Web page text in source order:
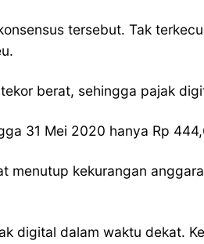
tersebut. Tak
berat, sehingga pajak
31 Mei 2020 hanya Rp
menutup kekurangan
digital dalam waktu dekat.